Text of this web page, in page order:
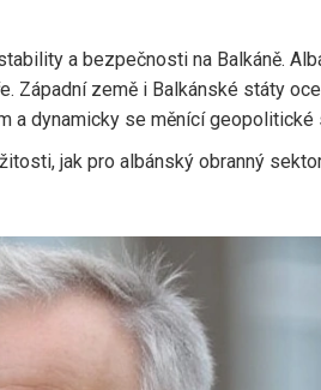
a bezpečnosti na Balkáně.
Západní země i Balkánské státy
a dynamicky se měnící geopolitické
jak pro albánský obranný